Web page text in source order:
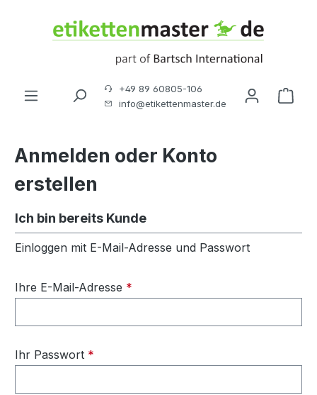
Zum Hauptinhalt springen
+49 89 60805-106
info@etikettenmaster.de
Anmelden oder Konto
erstellen
Ich bin bereits Kunde
Einloggen mit E-Mail-Adresse und Passwort
Ihre E-Mail-Adresse *
Ihr Passwort *